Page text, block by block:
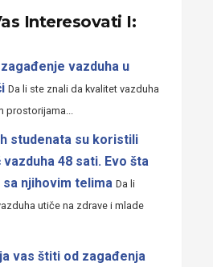
Interesovati I:
vazduha u
Da li ste znali da kvalitet vazduha
prostorijama...
studenata su koristili
48 sati. Evo šta
njihovim telima Da li
utiče na zdrave i mlade
vas štiti od zagađenja